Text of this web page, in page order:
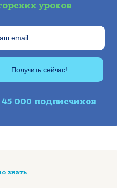
уроков
Получить сейчас!
45 000 подписчиков
знать